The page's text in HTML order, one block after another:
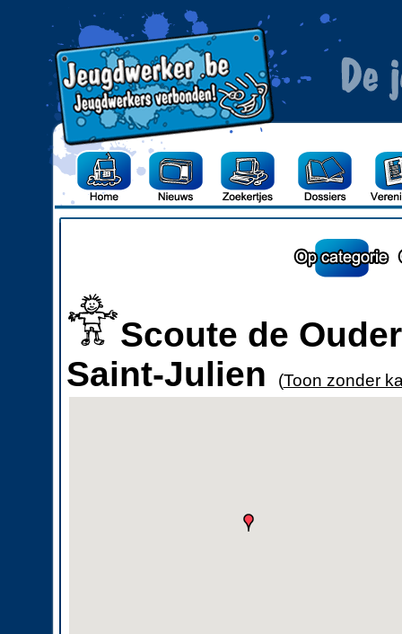
Scoute de
Saint-Julien
(Toon zonder